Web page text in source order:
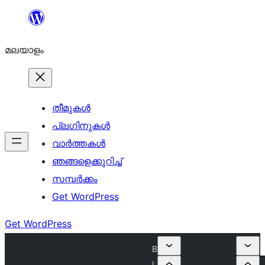
ഉള്ളടക്കത്തിലേക്ക്
മലയാളം
തീമുകൾ
പ്ലഗിനുകൾ
വാര്‍ത്തകള്‍
ഞങ്ങളെക്കുറിച്ച്
സമ്പര്‍ക്കം
Get WordPress
Get WordPress
B